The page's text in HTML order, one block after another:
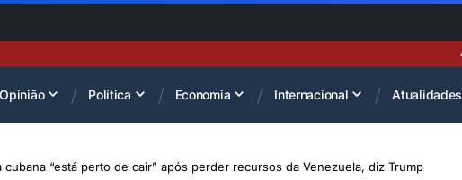
Opinião Política Economia Internacional Atualidades
cubana “está perto de cair” após perder recursos da Venezuela, diz Trump